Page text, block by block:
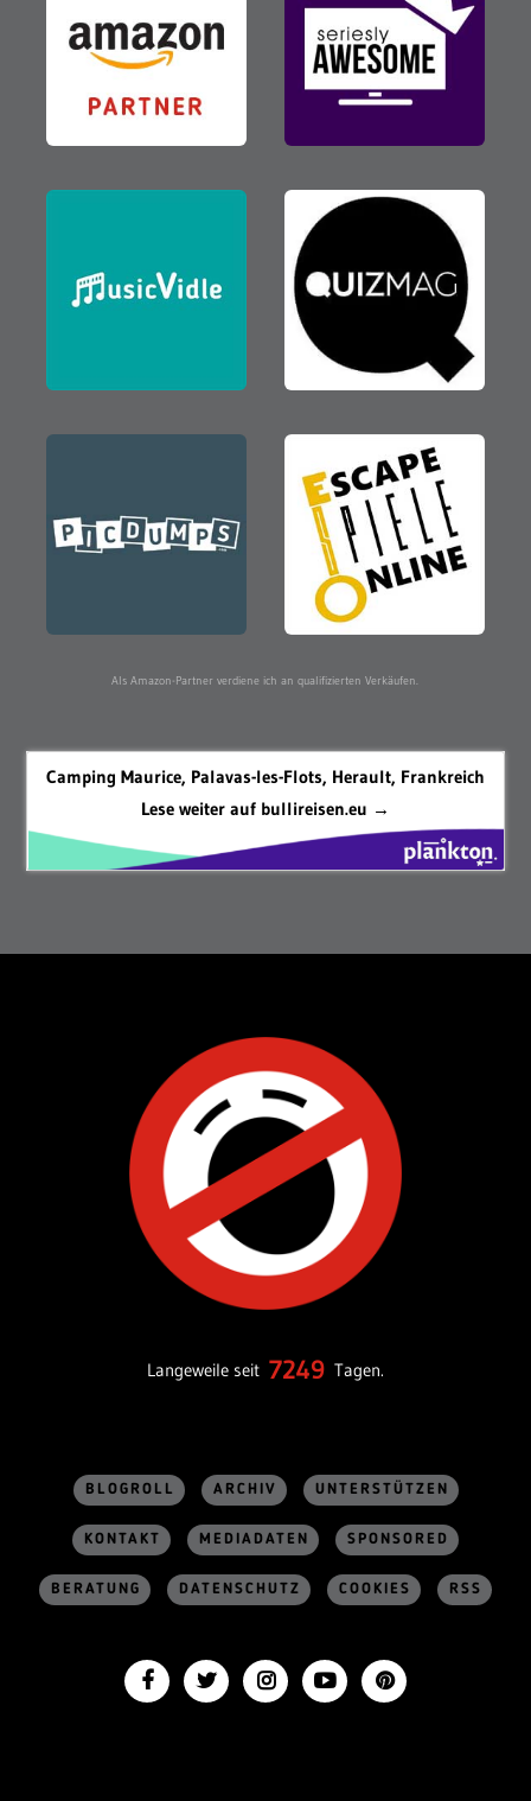
Als Amazon-Partner verdiene ich an qualifizierten Verkäufen.
Camping Maurice, Palavas-les-Flots, Herault, Frankreich
Lese weiter auf bullireisen.eu →
Langeweile seit 7249 Tagen.
BLOGROLL ARCHIV UNTERSTÜTZEN
KONTAKT MEDIADATEN SPONSORED
BERATUNG DATENSCHUTZ COOKIES RSS